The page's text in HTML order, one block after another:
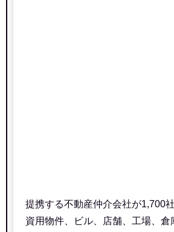
相場
1,840万円～2,040万
(21.4万円/㎡~23.7万円/㎡)
提携する不動産仲介会社が1,700
資用物件、ビル、店舗、工場、倉